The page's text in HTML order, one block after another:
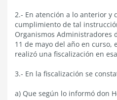
2.- En atención a lo anterior y
cumplimiento de tal
Organismos Administradores
11 de mayo del año en curso,
realizó una fiscalización en
3.- En la fiscalización se
a) Que según lo informó don